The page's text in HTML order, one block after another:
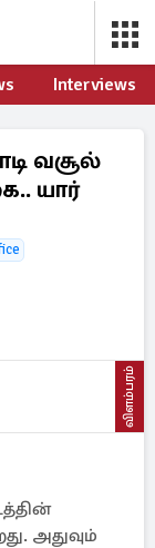
Interviews
வசூல்
யார்
விளம்பரம்
அதுவும்